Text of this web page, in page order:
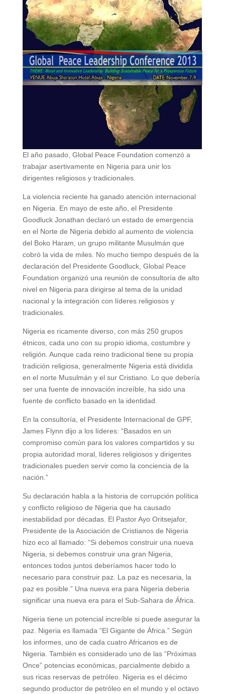
El año pasado, Global Peace Foundation comenzó a
trabajar asertivamente en Nigeria para unir los
dirigentes religiosos y tradicionales.
La violencia reciente ha ganado atención internacional
en Nigeria. En mayo de este año, el Presidente
Goodluck Jonathan declaró un estado de emergencia
en el Norte de Nigeria debido al aumento de violencia
del Boko Haram, un grupo militante Musulmán que
cobró la vida de miles. No mucho tiempo después de la
declaración del Presidente Goodluck, Global Peace
Foundation organizó una reunión de consultoría de alto
nivel en Nigeria para dirigirse al tema de la unidad
nacional y la integración con líderes religiosos y
tradicionales.
Nigeria es ricamente diverso, con más 250 grupos
étnicos, cada uno con su propio idioma, costumbre y
religión. Aunque cada reino tradicional tiene su propia
tradición religiosa, generalmente Nigeria está dividida
en el norte Musulmán y el sur Cristiano. Lo que debería
ser una fuente de innovación increíble, ha sido una
fuente de conflicto basado en la identidad.
En la consultoría, el Presidente Internacional de GPF,
James Flynn dijo a los líderes: “Basados en un
compromiso común para los valores compartidos y su
propia autoridad moral, líderes religiosos y dirigentes
tradicionales pueden servir como la conciencia de la
nación.”
Su declaración habla a la historia de corrupción política
y conflicto religioso de Nigeria que ha causado
inestabilidad por décadas. El Pastor Ayo Oritsejafor,
Presidente de la Asociación de Cristianos de Nigeria
hizo eco al llamado: “Si debemos construir una nueva
Nigeria, si debemos construir una gran Nigeria,
entonces todos juntos deberíamos hacer todo lo
necesario para construir paz. La paz es necesaria, la
paz es posible.” Una nueva era para Nigeria deberia
significar una nueva era para el Sub-Sahara de África.
Nigeria tiene un potencial increíble si puede asegurar la
paz. Nigeria es llamada “El Gigante de África.” Según
los informes, uno de cada cuatro Africanos es de
Nigeria. También es considerado uno de las “Próximas
Once” potencias económicas, parcialmente debido a
sus ricas reservas de petróleo. Nigeria es el décimo
segundo productor de petróleo en el mundo y el octavo